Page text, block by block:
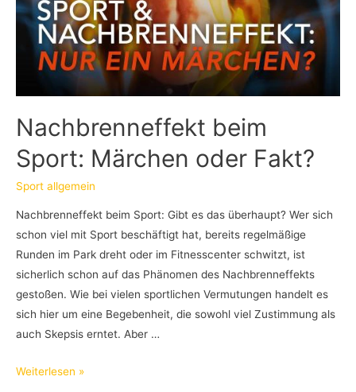
Nachbrenneffekt beim
Sport: Märchen oder Fakt?
Sport allgemein
Nachbrenneffekt beim Sport: Gibt es das überhaupt? Wer sich
schon viel mit Sport beschäftigt hat, bereits regelmäßige
Runden im Park dreht oder im Fitnesscenter schwitzt, ist
sicherlich schon auf das Phänomen des Nachbrenneffekts
gestoßen. Wie bei vielen sportlichen Vermutungen handelt es
sich hier um eine Begebenheit, die sowohl viel Zustimmung als
auch Skepsis erntet. Aber …
Nachbrenneffekt
Weiterlesen »